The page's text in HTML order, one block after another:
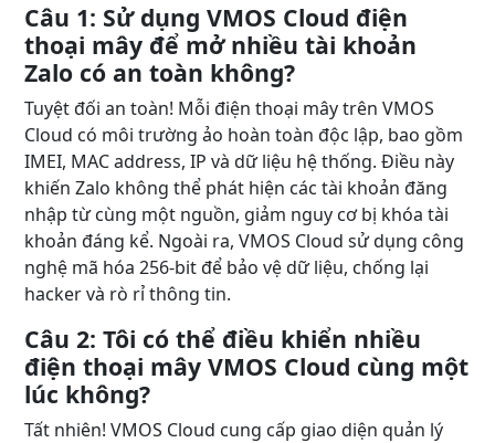
Câu 1: Sử dụng VMOS Cloud điện
thoại mây để mở nhiều tài khoản
Zalo có an toàn không?
Tuyệt đối an toàn! Mỗi điện thoại mây trên VMOS
Cloud có môi trường ảo hoàn toàn độc lập, bao gồm
IMEI, MAC address, IP và dữ liệu hệ thống. Điều này
khiến Zalo không thể phát hiện các tài khoản đăng
nhập từ cùng một nguồn, giảm nguy cơ bị khóa tài
khoản đáng kể. Ngoài ra, VMOS Cloud sử dụng công
nghệ mã hóa 256-bit để bảo vệ dữ liệu, chống lại
hacker và rò rỉ thông tin.
Câu 2: Tôi có thể điều khiển nhiều
điện thoại mây VMOS Cloud cùng một
lúc không?
Tất nhiên! VMOS Cloud cung cấp giao diện quản lý